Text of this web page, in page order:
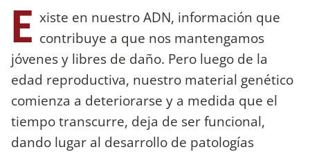
E xiste en nuestro ADN, información que
contribuye a que nos mantengamos
jóvenes y libres de daño. Pero luego de la
edad reproductiva, nuestro material genético
comienza a deteriorarse y a medida que el
tiempo transcurre, deja de ser funcional,
dando lugar al desarrollo de patologías